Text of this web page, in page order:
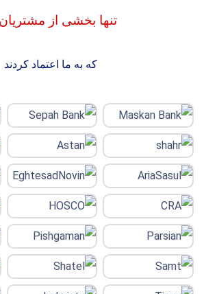
تنها بخشی از مشتریان ما
که به ما اعتماد کردند